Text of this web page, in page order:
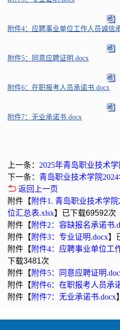
附件4：应聘事业单位工作人员诚信
附件5：同意应聘证明.docx
附件6：在职报考人员承诺书.docx
附件7：无业承诺书.docx
上一条： 2025年青岛职业技术
下一条： 青岛职业技术学院
返回上一页
附件【 附件1. 青岛职业技术学
位汇总表.xlsx】已下载69592次
附件【 附件2：容缺报名承诺书
附件【 附件3：专业证明.docx】
附件【 附件4：应聘事业单位工
下载3481次
附件【 附件5：同意应聘证明
附件【 附件6：在职报考人员承
附件【 附件7：无业承诺书.docx